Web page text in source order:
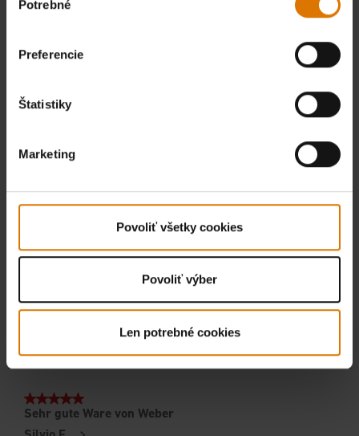
súhlasu
Potrebné
Preferencie
Štatistiky
Marketing
Povoliť všetky cookies
Povoliť výber
Len potrebné cookies